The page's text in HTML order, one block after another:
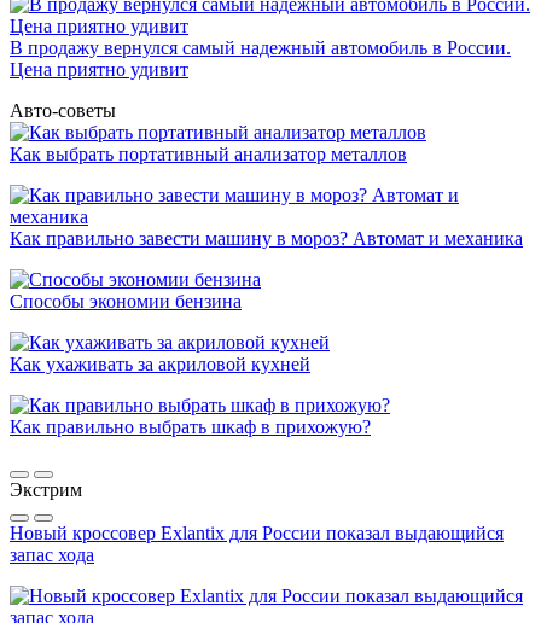
В продажу вернулся самый надежный автомобиль в России.
Цена приятно удивит
Авто-советы
Как выбрать портативный анализатор металлов
Как правильно завести машину в мороз? Автомат и механика
Способы экономии бензина
Как ухаживать за акриловой кухней
Как правильно выбрать шкаф в прихожую?
Экстрим
Новый кроссовер Exlantix для России показал выдающийся
запас хода